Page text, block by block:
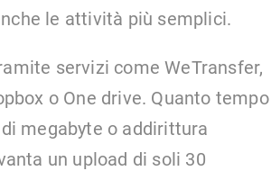
le attività più semplici.
servizi come WeTransfer,
o One drive. Quanto tempo
megabyte o addirittura
un upload di soli 30